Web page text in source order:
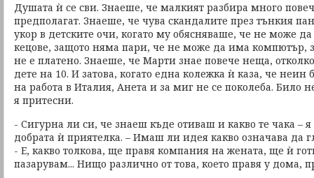
Душата ѝ се сви. Знаеше, че малкият разбира много
предполагат. Знаеше, че чува скандалите през тънкия
укор в детските очи, когато му обясняваше, че не може
кецове, защото няма пари, че не може да има компютър,
не е платено. Знаеше, че Марти знае повече неща,
дете на 10. И затова, когато една колежка ѝ каза, че
на работа в Италия, Анета и за миг не се поколеба. Било
я притесни.
- Сигурна ли си, че знаеш къде отиваш и какво те чака –
добрата ѝ приятелка. – Имаш ли идея какво означава да
- Е, какво толкова, ще правя компания на жената, ще ѝ
пазарувам... Нищо различно от това, което правя у дома,